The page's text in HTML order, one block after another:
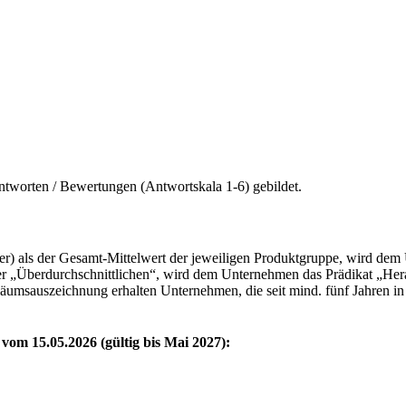
/ Bewertungen (Antwortskala 1-6) gebildet.
als der Gesamt-Mittelwert der jeweiligen Produktgruppe, wird
wird dem Unternehmen das Prädikat
erhalten Unternehmen, die seit mind. fünf
15.05.2026 (gültig bis Mai 2027):